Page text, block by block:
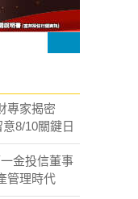
專家揭密
8/10關鍵日
金投信董事
管理時代